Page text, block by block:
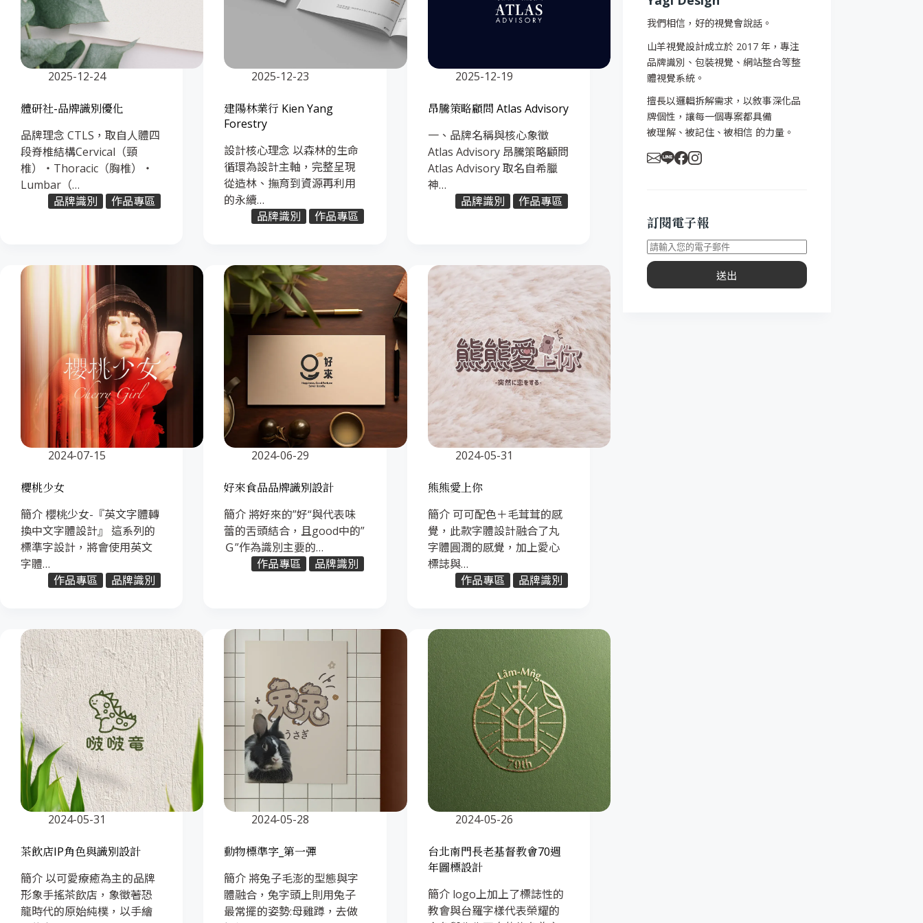
2025-12-24
體研社-品牌識別優化
品牌理念 CTLS，取自人體四
段脊椎結構Cervical（頸
椎）・Thoracic（胸椎）・
Lumbar（…
品牌識別
作品專區
2025-12-23
建陽林業行 Kien Yang
Forestry
設計核心理念 以森林的生命
循環為設計主軸，完整呈現
從造林、撫育到資源再利用
的永續…
品牌識別
作品專區
2025-12-19
昂騰策略顧問 Atlas Advisory
一、品牌名稱與核心象徵
Atlas Advisory 昂騰策略顧問
Atlas Advisory 取名自希臘
神…
品牌識別
作品專區
2024-07-15
櫻桃少女
簡介 櫻桃少女-『英文字體轉
換中文字體設計』 這系列的
標準字設計，將會使用英文
字體…
作品專區
品牌識別
2024-06-29
好來食品品牌識別設計
簡介 將好來的”好“與代表味
蕾的舌頭結合，且good中的”
Ｇ”作為識別主要的…
作品專區
品牌識別
2024-05-31
熊熊愛上你
簡介 可可配色＋毛茸茸的感
覺，此款字體設計融合了丸
字體圓潤的感覺，加上愛心
標誌與…
作品專區
品牌識別
2024-05-31
茶飲店IP角色與識別設計
簡介 以可愛療癒為主的品牌
形象手搖茶飲店，象徵著恐
龍時代的原始純樸，以手繪
2024-05-28
動物標準字_第一彈
簡介 將兔子毛澎的型態與字
體融合，兔字頭上則用兔子
最常擺的姿勢:母雞蹲，去做
2024-05-26
台北南門長老基督教會70週
年圖標設計
簡介 logo上加上了標誌性的
教會與台羅字樣代表榮耀的
我們相信，好的視覺會說話。
山羊視覺設計成立於 2017 年，專注
品牌識別、包裝視覺、網站整合等整
體視覺系統。
擅長以邏輯拆解需求，以敘事深化品
牌個性，讓每一個專案都具備
被理解、被記住、被相信 的力量。
訂閱電子報
送出